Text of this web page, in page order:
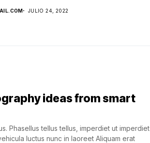
JULIO 24, 2022
ideas from smart
Phasellus tellus tellus, imperdiet ut imperdiet
luctus nunc in laoreet Aliquam erat